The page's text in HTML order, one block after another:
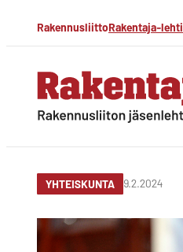
Siirry
suoraan
sisältöön
RakennusliittoRakentaja-lehti
Rakentaja-lehti
YHTEISKUNTA 9.2.2024